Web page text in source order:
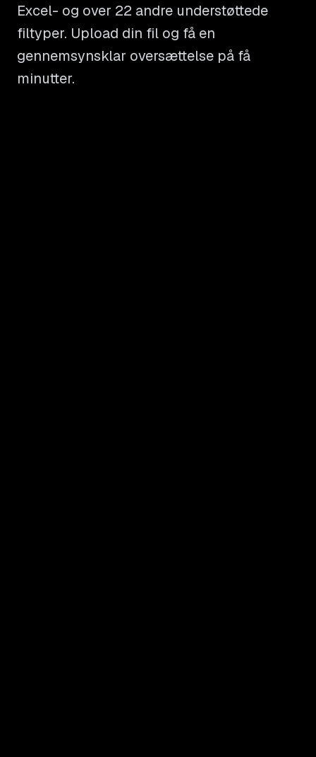
Excel- og over 22 andre understøttede
filtyper. Upload din fil og få en
gennemsynsklar oversættelse på få
minutter.